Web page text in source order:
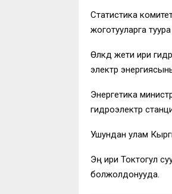
Статистика
жоготууларга
Өлкөдө жети ири
электр
Энергетика
гидроэлектр
Ушундан улам
Эң ири Токтогул
болжолдонууда.